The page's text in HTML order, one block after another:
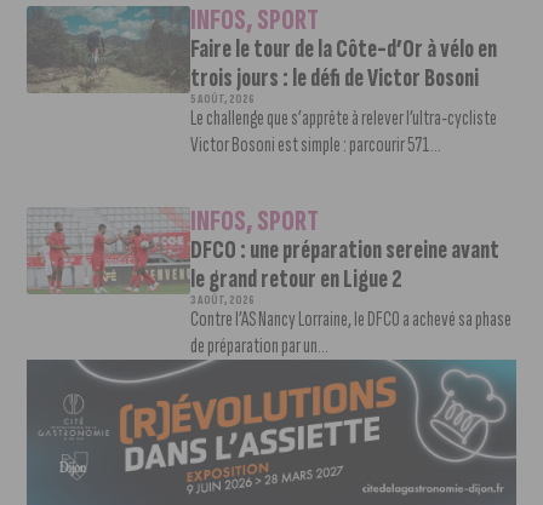
INFOS,SPORT
Faire le tour de la Côte-d’Or à vélo en
trois jours : le défi de Victor Bosoni
5 AOÛT, 2026
Le challenge que s’apprête à relever l’ultra-cycliste
Victor Bosoni est simple : parcourir 571...
INFOS,SPORT
DFCO : une préparation sereine avant
le grand retour en Ligue 2
3 AOÛT, 2026
Contre l’AS Nancy Lorraine, le DFCO a achevé sa phase
de préparation par un...